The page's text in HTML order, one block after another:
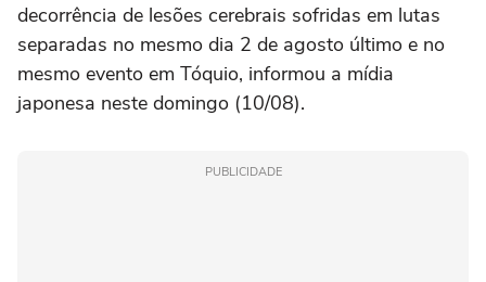
decorrência de lesões cerebrais sofridas em lutas
separadas no mesmo dia 2 de agosto último e no
mesmo evento em Tóquio, informou a mídia
japonesa neste domingo (10/08).
PUBLICIDADE